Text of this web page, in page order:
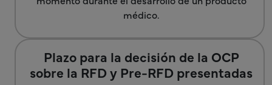
médico.
Plazo para la decisión de la OCP
sobre la RFD y Pre-RFD presentadas